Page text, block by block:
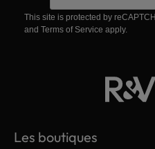
This site is protected by
and Terms of Service apply.
Les boutiques